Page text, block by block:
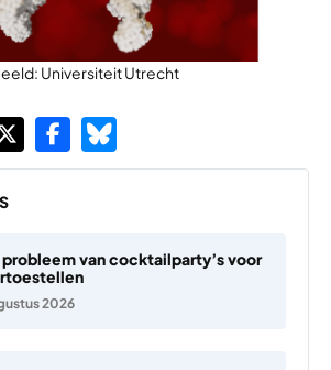
Universiteit Utrecht
probleem van cocktailparty’s voor
2026